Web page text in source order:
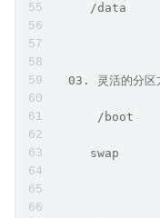
/data
03. 灵活的分区
/boot
swap